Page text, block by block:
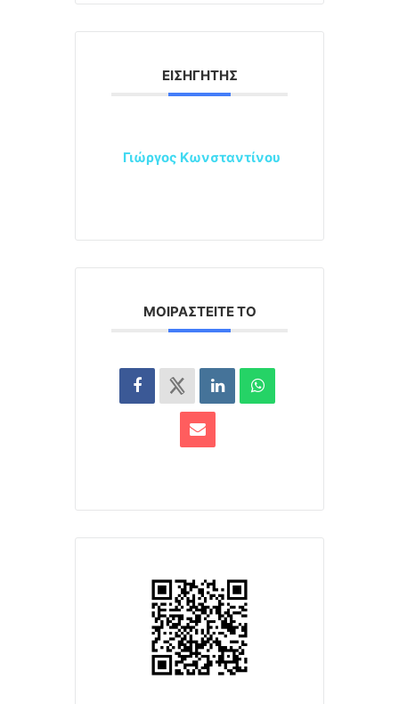
ΕΙΣΗΓΗΤΉΣ
Γιώργος Κωνσταντίνου
ΜΟΙΡΑΣΤΕΊΤΕ ΤΟ